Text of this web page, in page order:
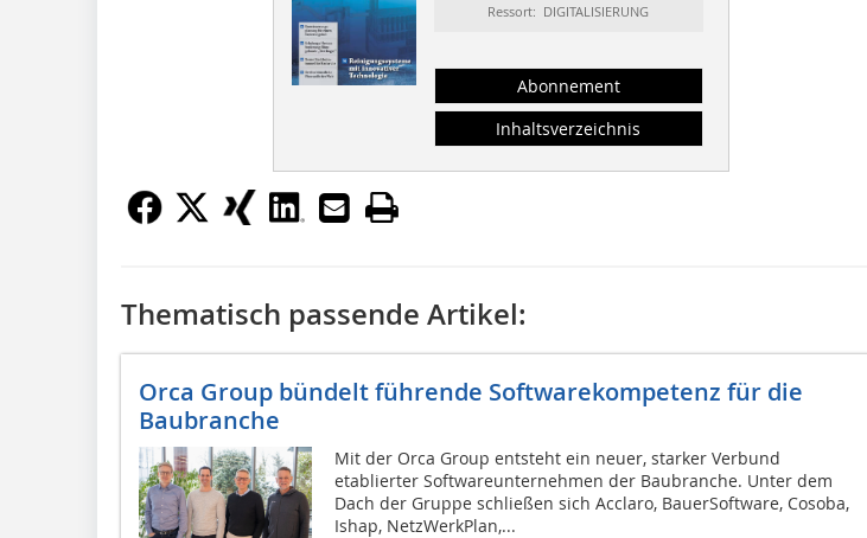
Ressort: DIGITALISIERUNG
Abonnement
Inhaltsverzeichnis
Thematisch passende Artikel:
Orca Group bündelt führende Softwarekompetenz für die
Baubranche
Mit der Orca Group entsteht ein neuer, starker Verbund
etablierter Softwareunternehmen der Baubranche. Unter dem
Dach der Gruppe schließen sich Acclaro, BauerSoftware, Cosoba,
Ishap, NetzWerkPlan,...